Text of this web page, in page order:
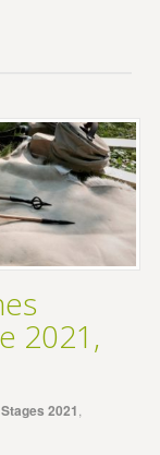
2021,
Stages 2021